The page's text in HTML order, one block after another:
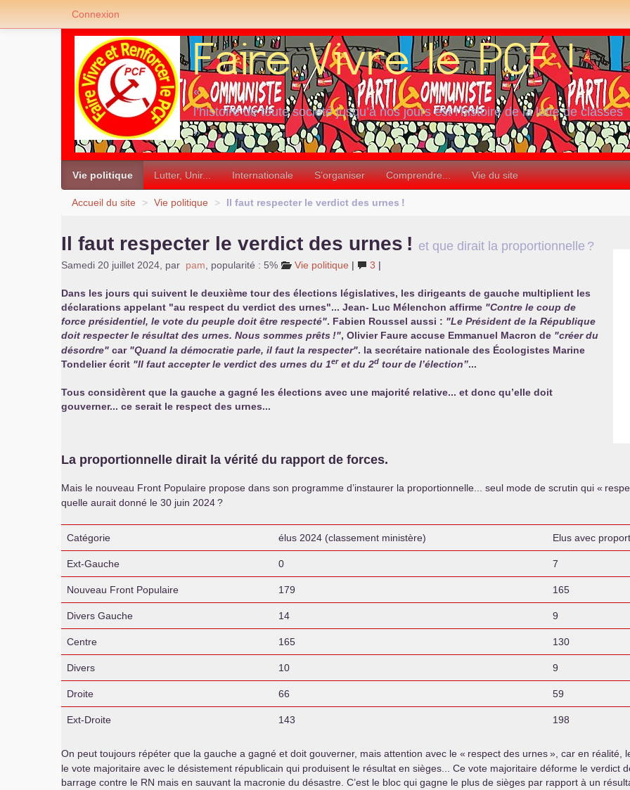
«
l’histoire de toute société jusqu’à nos jours est l’histoire de la lutte de classes
»
Vie politique Lutter, Unir... Internationale S’organiser Comprendre... Vie du site
Accueil du site > Vie politique > Il faut respecter le verdict des urnes !
Il faut respecter le verdict des urnes ! et que dirait la proportionnelle ?
Samedi 20 juillet 2024 par pam popularité : 5% Vie politique | 3 |
Dans les jours qui suivent le deuxième tour des élections législatives, les dirigeants de gauche multiplient les
déclarations appelant "au respect du verdict des urnes"... Jean- Luc Mélenchon affirme "Contre le coup de
force présidentiel, le vote du peuple doit être respecté". Fabien Roussel aussi : "Le Président de la République
doit respecter le résultat des urnes. Nous sommes prêts!", Olivier Faure accuse Emmanuel Macron de "créer du
désordre" car "Quand la démocratie parle, il faut la respecter". la secrétaire nationale des Écologistes Marine
Tondelier écrit "Il faut accepter le verdict des urnes du 1eret du 2d tour de l’élection”...
Tous considèrent que la gauche a gagné les élections avec une majorité relative... et donc qu’elle doit
gouverner... ce serait le respect des urnes...
La proportionnelle dirait la vérité du rapport de forces.
Mais le nouveau Front Populaire propose dans son programme d’instaurer la proportionnelle... seul mode de scrutin qui «
quelle aurait donné le 30 juin 2024?
Catégorie élus 2024 (classement ministère) Elus avec
Ext-Gauche 0 7
Nouveau Front Populaire 179 165
Divers Gauche 14 9
Centre 165 130
Divers 10 9
Droite 66 59
Ext-Droite 143 198
On peut toujours répéter que la gauche a gagné et doit gouverner, mais attention avec le « respect des urnes», car en réalité,
le vote majoritaire avec le désistement républicain qui produisent le résultat en sièges... Ce vote majoritaire déforme le verdict
barrage contre le RN mais en sauvant la macronie du désastre. C’est le bloc qui gagne le plus de sièges par rapport à un
Connexion